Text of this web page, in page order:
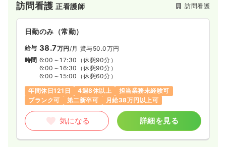
訪問看護正看護師 訪問看護
日勤のみ（常勤）
給与 38.7万円/月 賞与50.0万円
時間 6:00～17:30 （休憩90分）
6:00～16:30 （休憩90分）
6:00～15:00 （休憩60分）
年間休日121日
4週8休以上
担当業務未経験可
ブランク可
第二新卒可 月給38万円以上可
気になる 詳細を見る